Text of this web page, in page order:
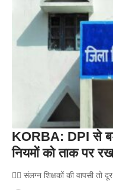
KORBA: DPI से
नियमों को ताक पर
👉🏻 संलग्न शिक्षकों की वापसी तो